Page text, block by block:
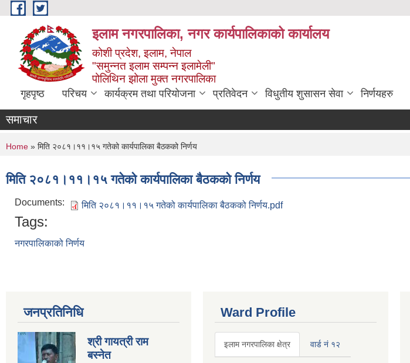
Skip to main content
इलाम नगरपालिका, नगर कार्यपालिकाको कार्यालय
कोशी प्रदेश, इलाम, नेपाल
"समुन्नत इलाम सम्पन्न इलामेली"
पोलिथिन झोला मुक्त नगरपालिका
गृहपृष्ठ परिचय कार्यक्रम तथा परियोजना प्रतिवेदन विधुतीय शुसासन सेवा निर्णयहरु
समाचार
You are here
Home » मिति २०८१।११।१५ गतेको कार्यपालिका बैठकको निर्णय
मिति २०८१।११।१५ गतेको कार्यपालिका बैठकको निर्णय
Documents: मिति २०८१।११।१५ गतेको कार्यपालिका बैठकको निर्णय.pdf
Tags:
नगरपालिकाको निर्णय
जनप्रतिनिधि
श्री गायत्री राम
बस्नेत
Ward Profile
इलाम नगरपालिका क्षेत्र वार्ड नं १२